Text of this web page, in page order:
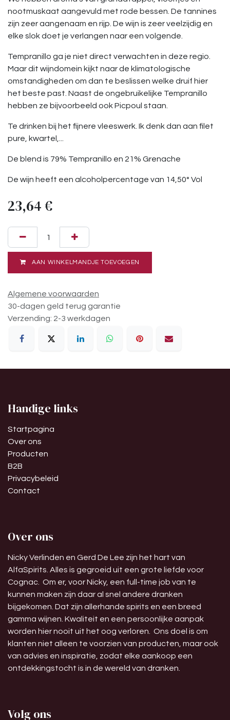
nootmuskaat aangevuld met rode bessen. De tannines
zijn zeer aangenaam en rijp. De wijn is zeer veelzijdig en
elke slok doet je verlangen naar een volgende.
Tempranillo ga je niet direct verwachten in deze regio.
Maar dit wijndomein kijkt naar de klimatologische
omstandigheden om dan te beslissen welke druif hier
het beste past. Naast de ongebruikelijke Tempranillo
hebben ze bijvoorbeeld ook Picpoul staan.
Te drinken bij het fijnere vleeswerk. Ik denk dan aan filet
pure, kwartel,...
De blend is 79% Tempranillo en 21% Grenache
De wijn heeft een alcoholpercentage van 14,50° Vol
23,64€
AAN WINKELMANDJE TOEVOEGEN
Algemene voorwaarden
30-dagen geld terug garantie
Verzending: 2-3 werkdagen
Handige links
Startpagina
Over ons
Producten
B2B
Privacybeleid
Contact
Over ons
Nicky Verlinden en Gerd De Lee zijn het hart van
AlfaSpirits. Alles is gegroeid uit een grote liefde voor
Cognac. Om er, voor Nicky, een full-time job van te
kunnen maken zijn daar al snel andere dranken
bijgekomen. Dat zijn allerhande spirits en een breed
gamma wijnen. Kwaliteit en een persoonlijke aanpak
worden hier nooit uit het oog verloren. Ons doel is om
klanten niet alleen te voorzien van producten, maar ook
van advies en inspiratie, zodat elke aankoop een
ontdekkingstocht is in de wereld van dranken.
Volg ons